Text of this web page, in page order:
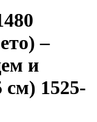
–
и
см) 1525-